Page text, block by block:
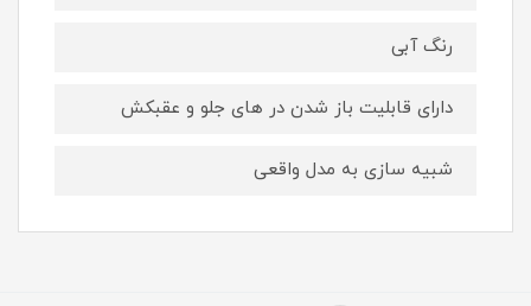
رنگ آبی
دارای قابلیت باز شدن در های جلو و عقبکش
شبیه سازی به مدل واقعی